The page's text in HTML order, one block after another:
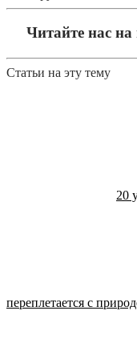
Читайте нас
Статьи на эту тему
20
переплетается с